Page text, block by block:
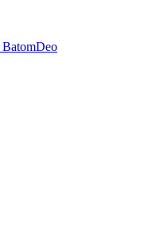
BatomDeo